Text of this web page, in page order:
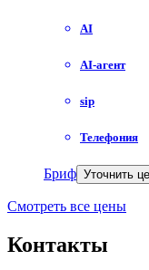
AI
AI-агент
sip
Телефония
Бриф Уточнить
Смотреть все цены
Контакты